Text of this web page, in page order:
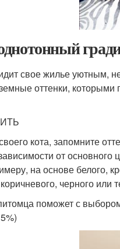
свое жилье уютным,
оттенки,
кота, запомните
от
на основе белого,
черного или
поможет с